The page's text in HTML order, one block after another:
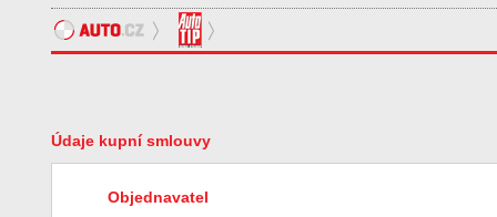
Údaje kupní smlouvy
Objednavatel